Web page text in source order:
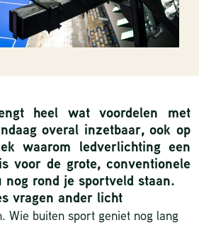
heel wat voordelen met
overal inzetbaar, ook op
waarom ledverlichting een
voor de grote, conventionele
rond je sportveld staan.
vragen ander licht
Wie buiten sport geniet nog lang